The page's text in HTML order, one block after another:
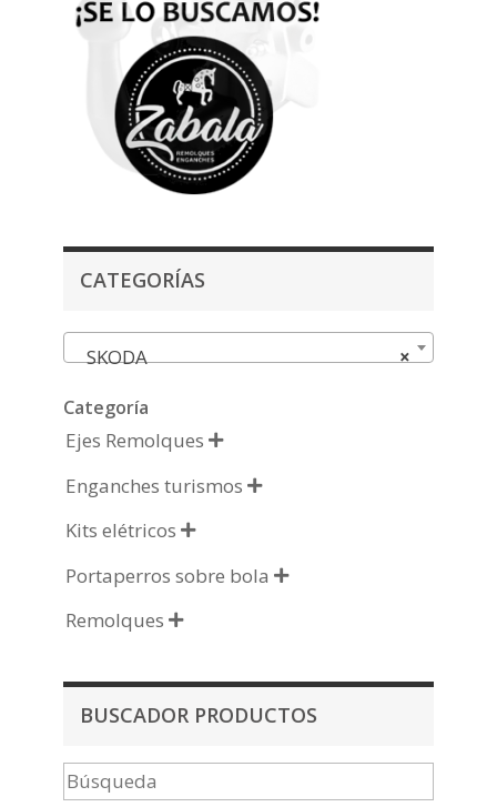
CATEGORÍAS
×
SKODA
Categoría
Ejes Remolques 
Enganches turismos 
Kits elétricos 
Portaperros sobre bola 
Remolques 
BUSCADOR PRODUCTOS